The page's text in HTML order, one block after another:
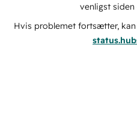
venligst
Hvis problemet fortsætter,